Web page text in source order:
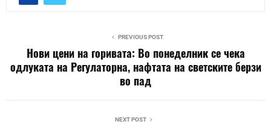
PREVIOUS POST
Нови цени на горивата: Во понеделник се чека
одлуката на Регулаторна, нафтата на светските берзи
во пад
NEXT POST